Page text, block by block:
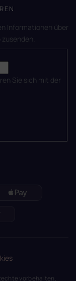
Informationen über
Sie sich mit der
vorbehalten.